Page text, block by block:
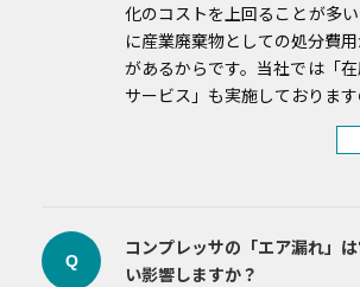
化のコストを上回ることが多
に産業廃棄物としての処分費
があるからです。当社では「
サービス」も実施しております
Q
コンプレッサの「エア漏れ」
い影響しますか？